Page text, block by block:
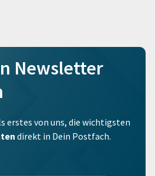
Newsletter
erstes von uns, die wichtigsten
direkt in Dein Postfach.